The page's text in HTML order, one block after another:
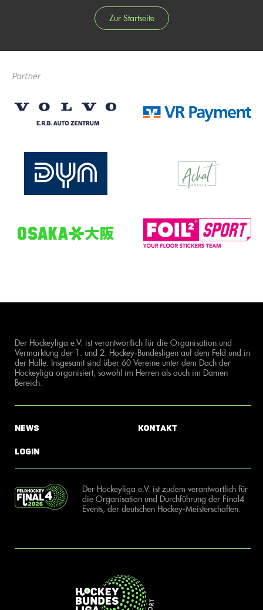
Zur Startseite
Partner
Der Hockeyliga e.V. ist verantwortlich für die Organisation und
Vermarktung der 1. und 2. Hockey-Bundesligen auf dem Feld und in
der Halle. Insgesamt sind über 60 Vereine unter dem Dach der
Hockeyliga organisiert, sowohl im Herren als auch im Damen
Bereich.
News
Login
Kontakt
Der Hockeyliga e.V. ist zudem verantwortlich für
die Organisation und Durchführung der Final4
Events, der deutschen Hockey-Meisterschaften.